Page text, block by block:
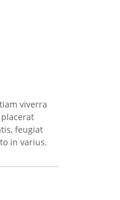
viverra
feugiat
in varius.